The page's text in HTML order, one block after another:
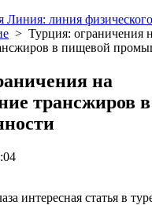
Линия: линия физического
> Турция: ограничения
в пищевой
на
трансжиров
интересная статья в